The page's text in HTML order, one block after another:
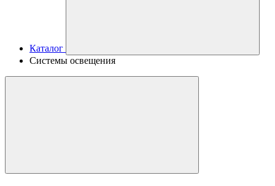
Каталог
Системы освещения